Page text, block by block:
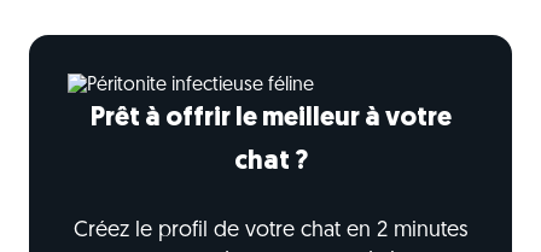
Prêt à offrir le meilleur à votre
chat ?
Créez le profil de votre chat en 2 minutes